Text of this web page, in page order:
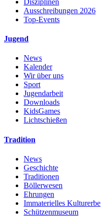
Ausschreibungen 2026
Top-Events
Jugend
News
Kalender
Wir über uns
Sport
Jugendarbeit
Downloads
KidsGames
Lichtschießen
Tradition
News
Geschichte
Traditionen
Böllerwesen
Ehrungen
Immaterielles Kulturerbe
Schützenmuseum